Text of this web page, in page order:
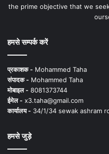
the prime objective that we
हमसे सम्पर्क करें
प्रकाशक - Mohammed Taha
संपादक - Mohammed Taha
मोबाइल - 8081373744
ईमेल - x3.taha@gmail.com
कार्यालय - 34/1/34 sewak ashram
हमसे जुड़े